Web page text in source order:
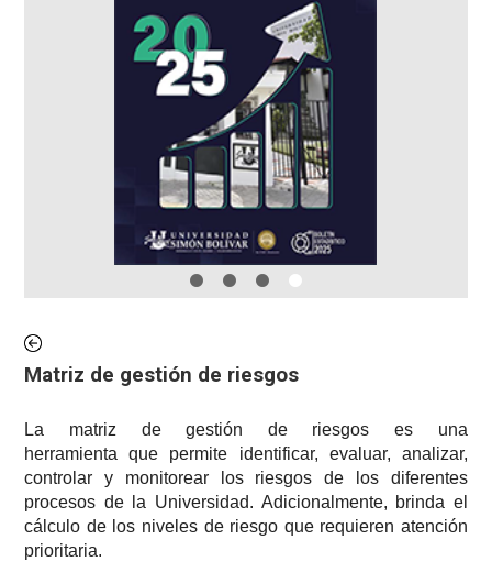
Matriz de gestión de riesgos
La matriz de gestión de riesgos es una
herramienta que permite identificar, evaluar, analizar,
controlar y monitorear los riesgos de los diferentes
procesos de la Universidad. Adicionalmente, brinda el
cálculo de los niveles de riesgo que requieren atención
prioritaria.